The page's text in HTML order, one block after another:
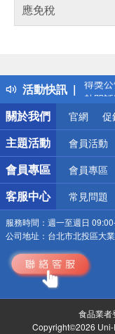
應免稅
活動快訊
得獎
熱門
銀行
偏遠
詐騙
關於我們
官網 促
主題活動 會員活動
會員專區 會員專區
客服中心 常見問題
服務時間： 週一至週日
公司地址： 台北市北投區大
食品業
Copyright©2026